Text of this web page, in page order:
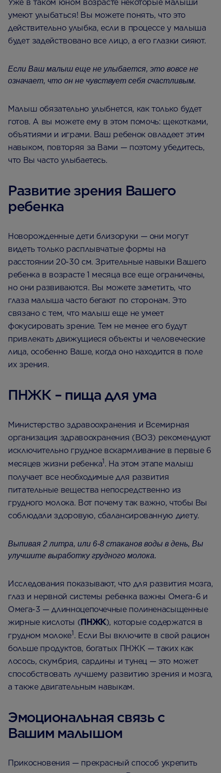
Уже в таком юном возрасте некоторые малыши
умеют улыбаться! Вы можете понять, что это
действительно улыбка, если в процессе у малыша
будет задействовано все лицо, а его глазки сияют.
Если Ваш малыш еще не улыбается, это вовсе не
означает, что он не чувствует себя счастливым.
Малыш обязательно улыбнется, как только будет
готов. А вы можете ему в этом помочь: щекотками,
объятиями и играми. Ваш ребенок овладеет этим
навыком, повторяя за Вами — поэтому убедитесь,
что Вы часто улыбаетесь.
Развитие зрения Вашего
ребенка
Новорожденные дети близоруки — они могут
видеть только расплывчатые формы на
расстоянии 20-30 см. Зрительные навыки Вашего
ребенка в возрасте 1 месяца все еще ограничены,
но они развиваются. Вы можете заметить, что
глаза малыша часто бегают по сторонам. Это
связано с тем, что малыш еще не умеет
фокусировать зрение. Тем не менее его будут
привлекать движущиеся объекты и человеческие
лица, особенно Ваше, когда оно находится в поле
их зрения.
ПНЖК – пища для ума
Министерство здравоохранения и Всемирная
организация здравоохранения (ВОЗ) рекомендуют
исключительно грудное вскармливание в первые 6
месяцев жизни ребенка1. На этом этапе малыш
получает все необходимые для развития
питательные вещества непосредственно из
грудного молока. Вот почему так важно, чтобы Вы
соблюдали здоровую, сбалансированную диету.
Выпивая 2 литра, или 6-8 стаканов воды в день, Вы
улучшите выработку грудного молока.
Исследования показывают, что для развития мозга,
глаз и нервной системы ребенка важны Омега-6 и
Омега-3 — длинноцепочечные полиненасыщенные
жирные кислоты (ПНЖК), которые содержатся в
грудном молоке1. Если Вы включите в свой рацион
больше продуктов, богатых ПНЖК — таких как
лосось, скумбрия, сардины и тунец — это может
способствовать лучшему развитию зрения и мозга,
а также двигательным навыкам.
Эмоциональная связь с
Вашим малышом
Прикосновения — прекрасный способ укрепить